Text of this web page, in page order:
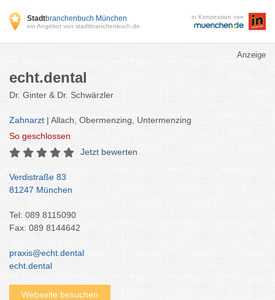
Stadtbranchenbuch München
ein Angebot von stadtbranchenbuch.de
in Konzession von
Anzeige
echt.dental
Dr. Ginter & Dr. Schwärzler
Zahnarzt | Allach, Obermenzing, Untermenzing
So geschlossen
Jetzt bewerten
Verdistraße 83
81247 München
Tel: 089 8115090
Fax: 089 8144642
praxis@echt.dental
echt.dental
Webseite besuchen